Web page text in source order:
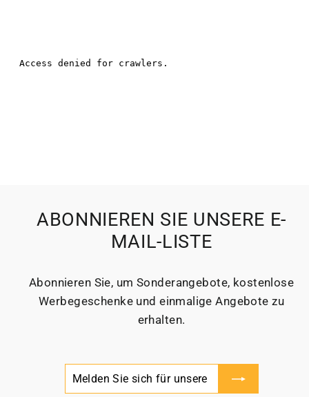
ABONNIEREN SIE UNSERE E-
MAIL-LISTE
Abonnieren Sie, um Sonderangebote, kostenlose
Werbegeschenke und einmalige Angebote zu
erhalten.
Melden
Sie
Abonnieren